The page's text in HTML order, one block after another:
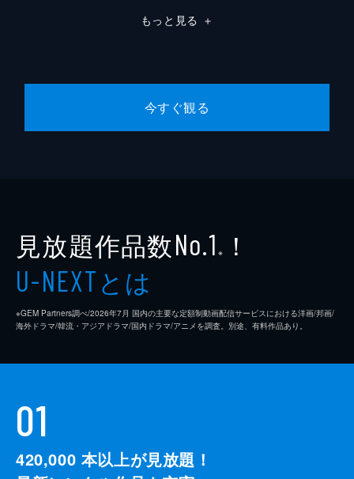
もっと見る ＋
今すぐ観る
見放題作品数No.1 ※ ！
U-NEXTとは
※GEM Partners調べ/2026年7⽉ 国内の主要な定額制動画配信サービスにおける洋画/邦画/
海外ドラマ/韓流・アジアドラマ/国内ドラマ/アニメを調査。別途、有料作品あり。
01
420,000 本以上が見放題！